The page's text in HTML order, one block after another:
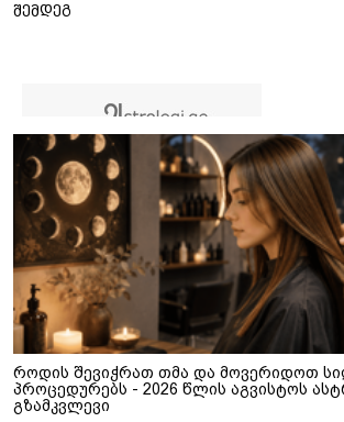
შემდეგ
როდის შევიჭრათ თმა და მოვერიდოთ
პროცედურებს - 2026 წლის აგვისტოს
გზამკვლევი